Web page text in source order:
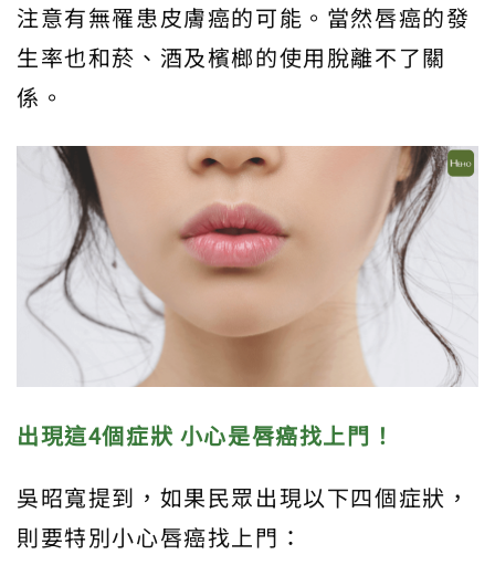
注意有無罹患皮膚癌的可能。當然唇癌的發
生率也和菸、酒及檳榔的使用脫離不了關
係。
出現這4個症狀 小心是唇癌找上門！
吳昭寬提到，如果民眾出現以下四個症狀，
則要特別小心唇癌找上門：